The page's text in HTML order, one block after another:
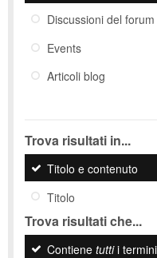
Discussioni del forum
Events
Articoli blog
Trova risultati in...
Titolo e contenuto
Titolo
Trova risultati che...
Contiene tuttii termini